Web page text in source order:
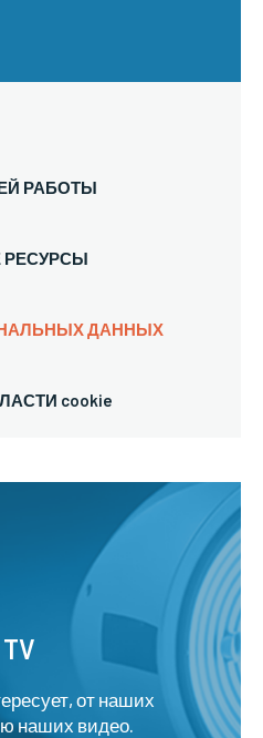
РАБОТЫ
РЕСУРСЫ
ДАННЫХ
cookie
от наших
наших видео.